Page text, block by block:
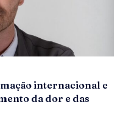
internacional e
da dor e das